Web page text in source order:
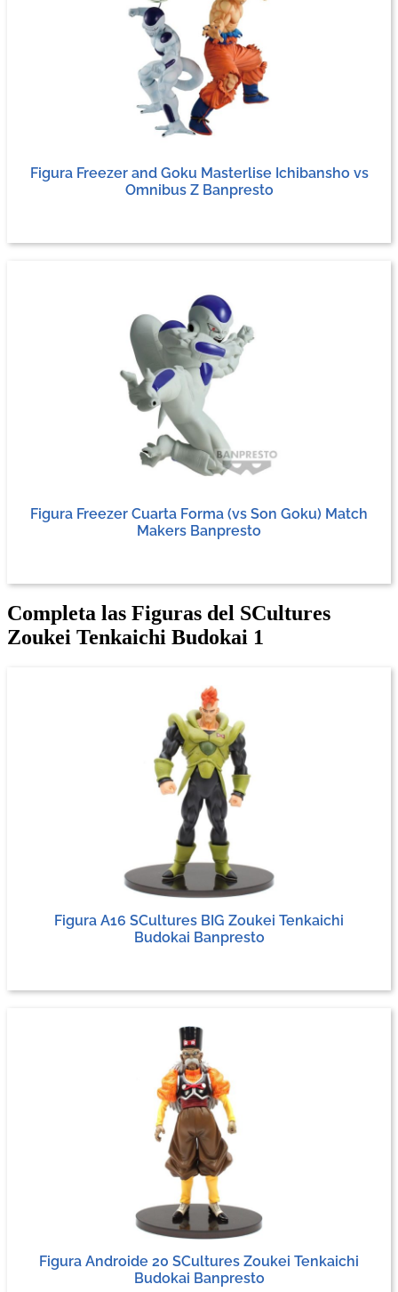
Figura Freezer and Goku Masterlise Ichibansho vs
Omnibus Z Banpresto
Figura Freezer Cuarta Forma (vs Son Goku) Match
Makers Banpresto
Completa las Figuras del SCultures
Zoukei Tenkaichi Budokai 1
Figura A16 SCultures BIG Zoukei Tenkaichi
Budokai Banpresto
Figura Androide 20 SCultures Zoukei Tenkaichi
Budokai Banpresto